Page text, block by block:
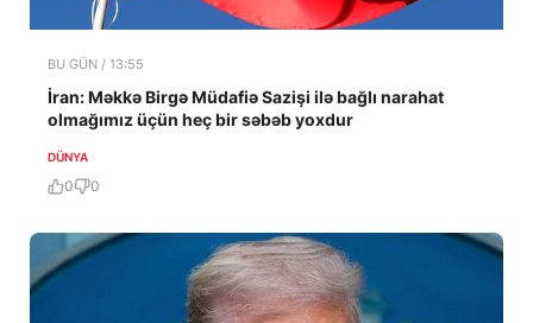
BU GÜN / 13:55
İran: Məkkə Birgə Müdafiə Sazişi ilə bağlı narahat
olmağımız üçün heç bir səbəb yoxdur
DÜNYA
0 0